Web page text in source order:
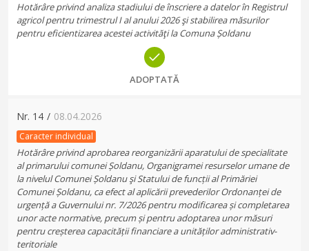
Hotărâre privind analiza stadiului de înscriere a datelor în Registrul
agricol pentru trimestrul I al anului 2026 şi stabilirea măsurilor
pentru eficientizarea acestei activităţi la Comuna Șoldanu
ADOPTATĂ
Nr. 14 / 08.04.2026
Caracter individual
Hotărâre privind aprobarea reorganizării aparatului de specialitate
al primarului comunei Șoldanu, Organigramei resurselor umane de
la nivelul Comunei Șoldanu şi Statului de funcții al Primăriei
Comunei Șoldanu, ca efect al aplicării prevederilor Ordonanței de
urgență a Guvernului nr. 7/2026 pentru modificarea și completarea
unor acte normative, precum și pentru adoptarea unor măsuri
pentru creșterea capacității financiare a unităților administrativ-
teritoriale